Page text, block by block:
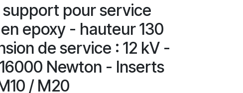
support pour service
epoxy - hauteur 130
de service : 12 kV -
Newton - Inserts
/ M20